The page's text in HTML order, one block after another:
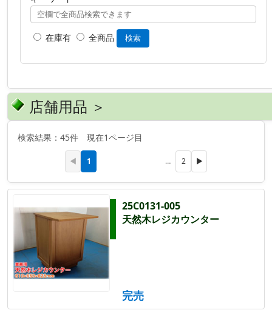
在庫有 全商品 検索
店舗用品 ＞
検索結果：45件 現在1ページ目
◀ 1 … 2 ▶
25C0131-005
天然木レジカウンター
完売